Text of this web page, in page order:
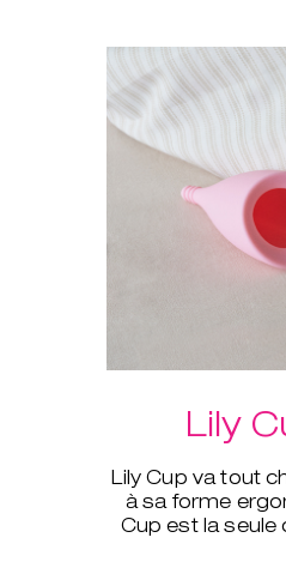
Lily
Lily Cup va tout
à sa forme
Cup est la seule